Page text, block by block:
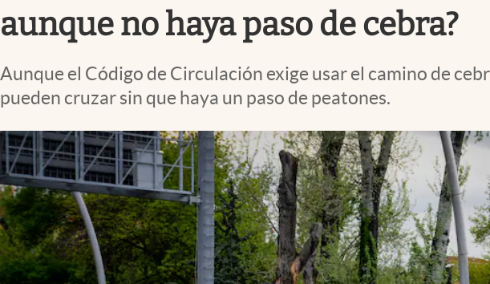
aunque no haya paso de cebra?
Aunque el Código de Circulación exige usar el camino de
pueden cruzar sin que haya un paso de peatones.